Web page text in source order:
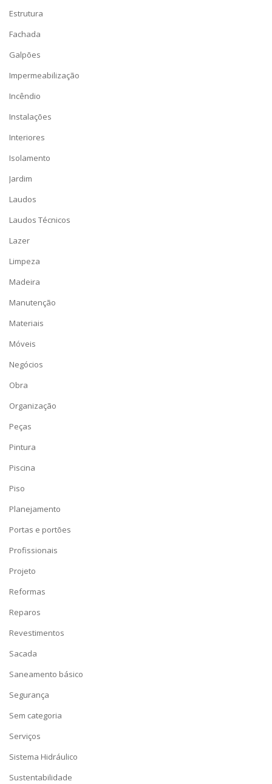
Estrutura
Fachada
Galpões
Impermeabilização
Incêndio
Instalações
Interiores
Isolamento
Jardim
Laudos
Laudos Técnicos
Lazer
Limpeza
Madeira
Manutenção
Materiais
Móveis
Negócios
Obra
Organização
Peças
Pintura
Piscina
Piso
Planejamento
Portas e portões
Profissionais
Projeto
Reformas
Reparos
Revestimentos
Sacada
Saneamento básico
Segurança
Sem categoria
Serviços
Sistema Hidráulico
Sustentabilidade